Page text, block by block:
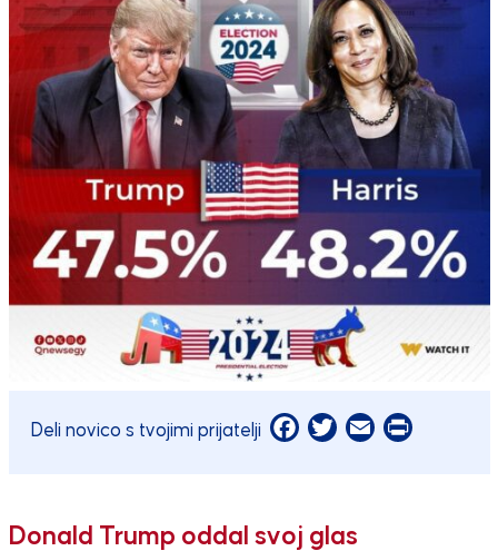
Deli novico s tvojimi prijatelji Facebook
Twitter
EmailPrint
Donald Trump oddal svoj glas